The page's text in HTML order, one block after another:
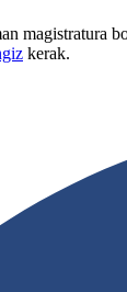
magistratura
kerak.